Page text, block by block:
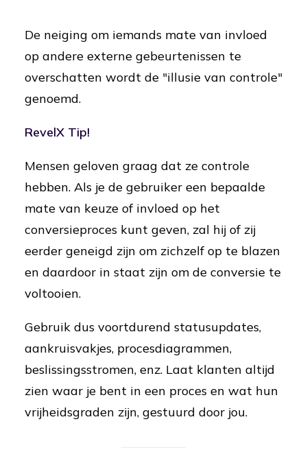
De neiging om iemands mate van invloed
op andere externe gebeurtenissen te
overschatten wordt de "illusie van controle"
genoemd.
RevelX Tip!
Mensen geloven graag dat ze controle
hebben. Als je de gebruiker een bepaalde
mate van keuze of invloed op het
conversieproces kunt geven, zal hij of zij
eerder geneigd zijn om zichzelf op te blazen
en daardoor in staat zijn om de conversie te
voltooien.
Gebruik dus voortdurend statusupdates,
aankruisvakjes, procesdiagrammen,
beslissingsstromen, enz. Laat klanten altijd
zien waar je bent in een proces en wat hun
vrijheidsgraden zijn, gestuurd door jou.